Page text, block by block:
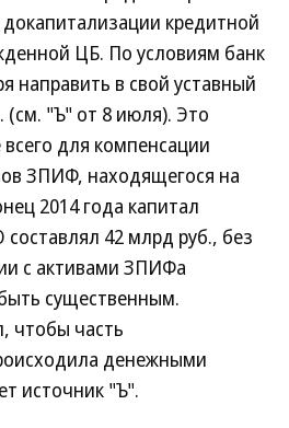
кредитной
ЦБ. По условиям банк
направить в свой уставный
(см. "Ъ" от 8 июля). Это
для компенсации
ЗПИФ, находящегося на
2014 года капитал
42 млрд руб., без
с активами ЗПИФа
существенным.
чтобы часть
денежными
источник "Ъ".